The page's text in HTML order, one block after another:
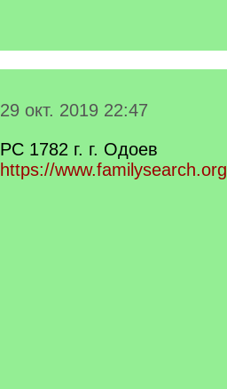
29 окт. 2019 22:47
РС 1782 г. г. Одоев
https://